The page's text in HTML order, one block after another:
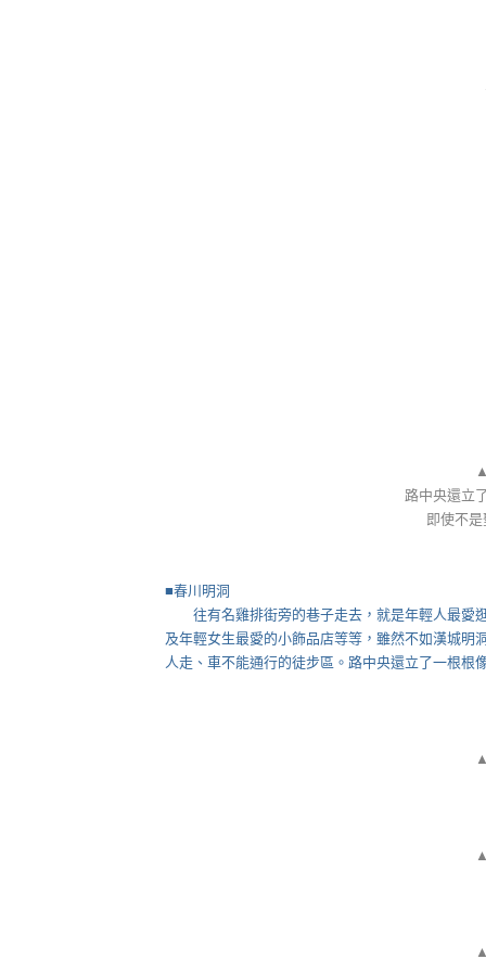
路中央還立
即使不
■春川明洞
往有名雞排街旁的巷子走去，就是年輕人最愛
及年輕女生最愛的小飾品店等等，雖然不如漢城明
人走、車不能通行的徒步區。路中央還立了一根